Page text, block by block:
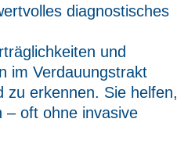
diagnostisches
und
im Verdauungstrakt
zu erkennen. Sie helfen,
– oft ohne invasive